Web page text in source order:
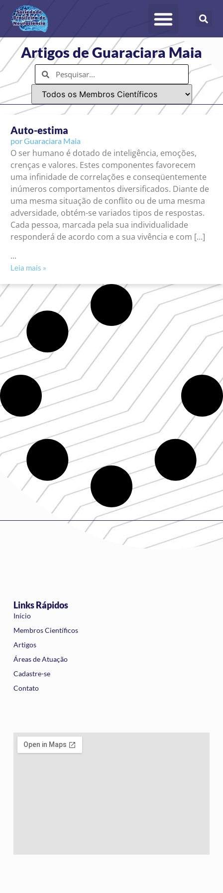
Artigos de Guaraciara Maia
Auto-estima
porGuaraciara Maia
O ser humano é dotado de inteligência, emoções,
crenças e valores. Estes componentes favorecem
uma infinidade de correlações e conseqüentemente
inúmeros comportamentos diversificados. Diante de
uma mesma situação de conflito ou de uma mesma
adversidade, obtém-se variados tipos de respostas.
Cada pessoa, marcada pela sua individualidade
responderá de acordo com a sua vivência e com […]
...
Leia mais »
Links Rápidos
Início
Membros Científicos
Artigos
Áreas de Atuação
Cadastre-se
Contato